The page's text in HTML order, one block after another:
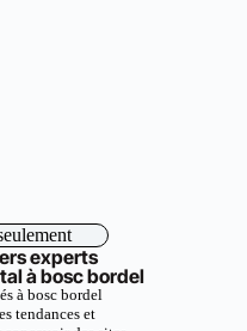
experts
à bosc bordel
à bosc bordel
tendances et